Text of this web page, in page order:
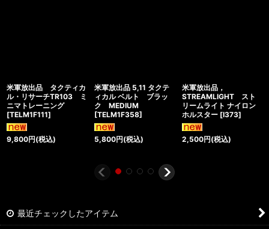
米軍放出品 タクティカ
ル・リサーチTR103 ミ
ニマトレーニング
[TELM1F111]
9,800円(税込)
米軍放出品 5,11 タクテ
ィカル ベルト ブラッ
ク MEDIUM
[TELM1F358]
5,800円(税込)
米軍放出品，
STREAMLIGHT スト
リームライト ナイロン
ホルスター [I373]
2,500円(税込)
最近チェックしたアイテム